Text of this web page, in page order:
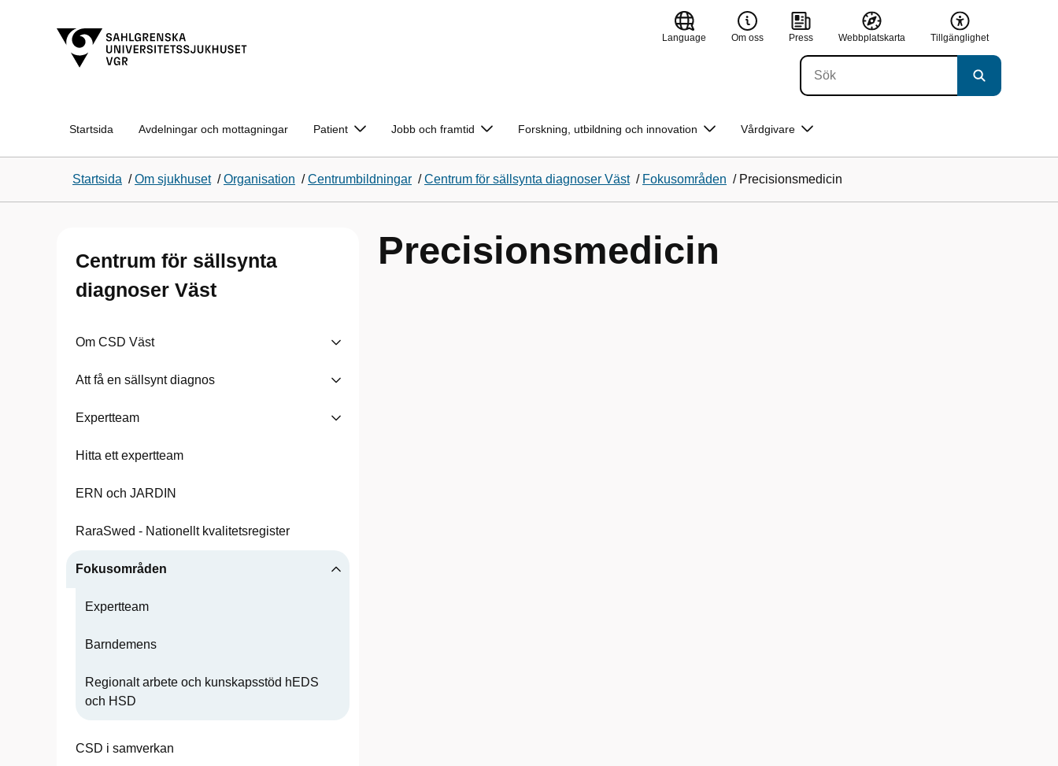
Language Om oss Press Webbplatskarta Tillgänglighet
Startsida Avdelningar och mottagningar Patient Jobb och framtid Forskning, utbildning och innovation Vårdgivare
Startsida /Om sjukhuset /Organisation /Centrumbildningar /Centrum för sällsynta diagnoser Väst / Fokusområden / Precisionsmedicin
Centrum för sällsynta
diagnoser Väst
Om CSD Väst
Att få en sällsynt diagnos
Expertteam
Hitta ett expertteam
ERN och JARDIN
RaraSwed - Nationellt kvalitetsregister
Fokusområden
Expertteam
Barndemens
Regionalt arbete och kunskapsstöd hEDS
och HSD
CSD i samverkan
Precisionsmedicin